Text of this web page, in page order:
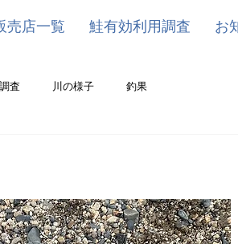
売店一覧 鮭有効利用調査 お
査 川の様子 釣果